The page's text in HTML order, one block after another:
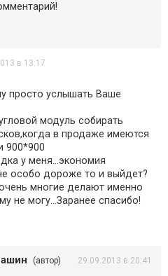
в 13:17
просто услышать Ваше
модуль собирать
в продаже имеются
900*900
у меня…экономия
особо дороже то и выйдет?
многие делают именно
не могу…Заранее спасибо!
(автор) 29.09.2013 в 20:41